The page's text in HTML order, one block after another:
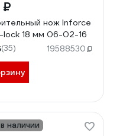
₽
нож Inforce
18 мм 06-02-16
(35) 19588530
наличии